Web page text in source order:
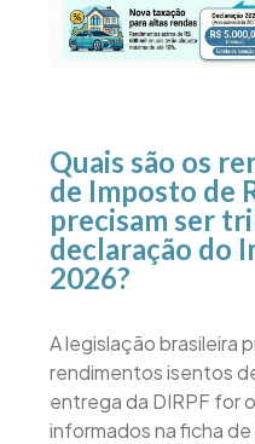
Quais são os
de Imposto de
precisam ser
declaração do
2026?
A legislação brasileira
rendimentos isentos
entrega da DIRPF for
informados na ficha